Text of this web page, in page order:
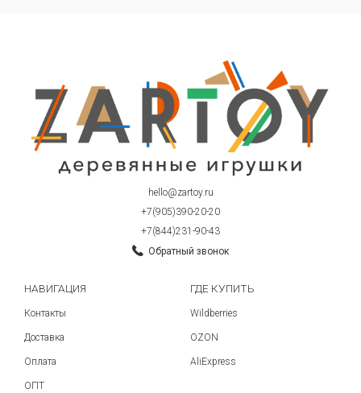
hello@zartoy.ru
+7(905)390-20-20
+7(844)231-90-43
Обратный звонок
НАВИГАЦИЯ
Контакты
Доставка
Оплата
ОПТ
ГДЕ КУПИТЬ
Wildberries
OZON
AliExpress